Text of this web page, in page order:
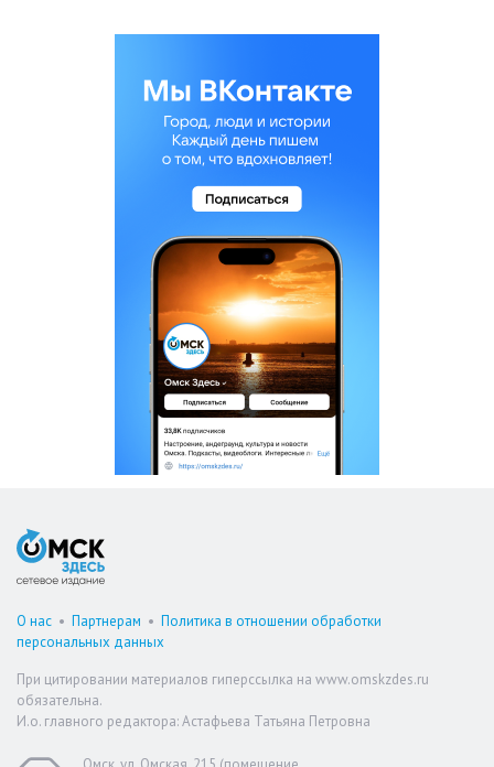
О нас • Партнерам • Политика в отношении обработки
персональных данных
При цитировании материалов гиперссылка на www.omskzdes.ru
обязательна.
И.о. главного редактора: Астафьева Татьяна Петровна